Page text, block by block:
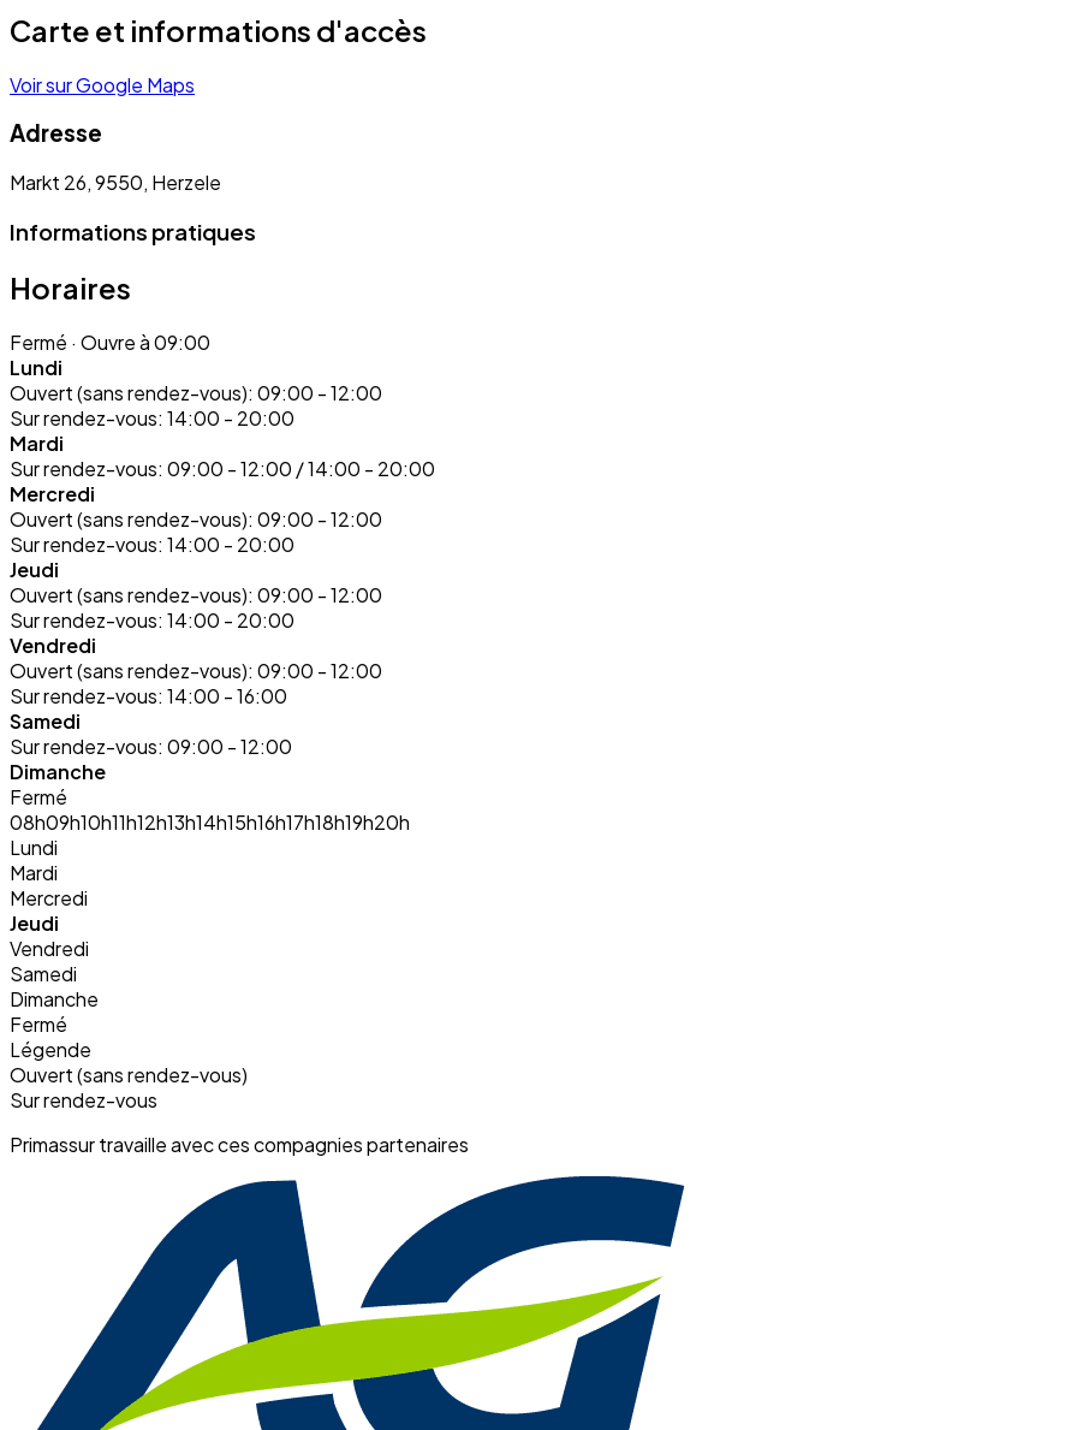
Carte et informations d'accès
Voir sur Google Maps
Adresse
Markt 26, 9550, Herzele
Informations pratiques
Horaires
Fermé · Ouvre à 09:00
Lundi
Ouvert (sans rendez-vous): 09:00 - 12:00
Sur rendez-vous: 14:00 - 20:00
Mardi
Sur rendez-vous: 09:00 - 12:00 / 14:00 - 20:00
Mercredi
Ouvert (sans rendez-vous): 09:00 - 12:00
Sur rendez-vous: 14:00 - 20:00
Jeudi
Ouvert (sans rendez-vous): 09:00 - 12:00
Sur rendez-vous: 14:00 - 20:00
Vendredi
Ouvert (sans rendez-vous): 09:00 - 12:00
Sur rendez-vous: 14:00 - 16:00
Samedi
Sur rendez-vous: 09:00 - 12:00
Dimanche
Fermé
08h09h10h11h12h13h14h15h16h17h18h19h20h
Lundi
Mardi
Mercredi
Jeudi
Vendredi
Samedi
Dimanche
Fermé
Légende
Ouvert (sans rendez-vous)
Sur rendez-vous
Primassur travaille avec ces compagnies partenaires